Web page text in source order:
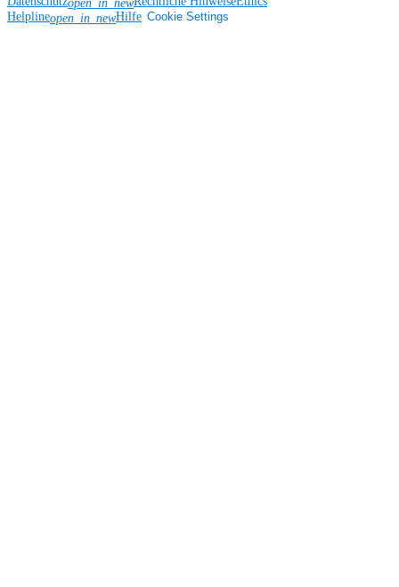
open_in_new
Helplineopen_in_newHilfe Cookie Settings